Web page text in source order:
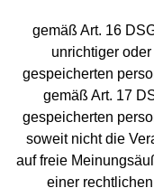
gemäß Art. 16
unrichtiger
gespeicherten
gemäß Art. 17
gespeicherten
soweit nicht die
auf freie
einer